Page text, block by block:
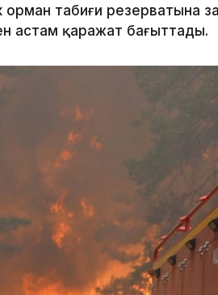
табиғи резерватына
астам қаражат бағыттады.